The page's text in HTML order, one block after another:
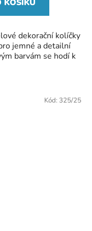
KOŠÍKU
dekorační kolíčky
jemné a detailní
barvám se hodí k
Kód: 325/25